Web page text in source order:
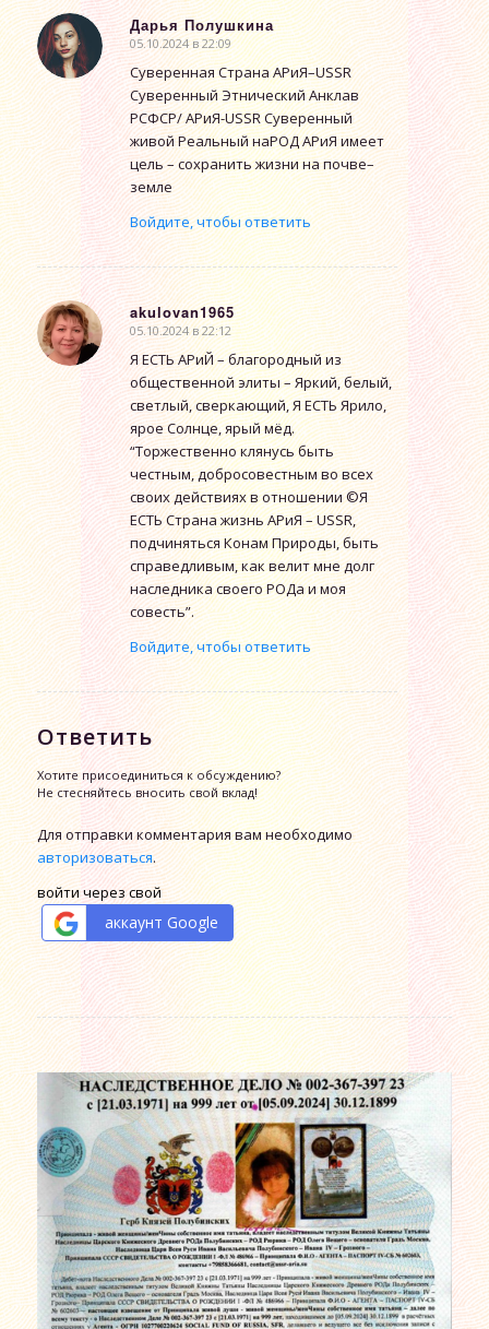
Дарья Полушкина
говорит:
05.10.2024 в 22:09
Суверенная Страна АРиЯ–USSR
Суверенный Этнический Анклав
РСФСР/ АРиЯ-USSR Суверенный
живой Реальный наРОД АРиЯ имеет
цель – сохранить жизни на почве–
земле
Войдите, чтобы ответить
akulovan1965
говорит:
05.10.2024 в 22:12
Я ЕСТЬ АРиЙ – благородный из
общественной элиты – Яркий, белый,
светлый, сверкающий, Я ЕСТЬ Ярило,
ярое Солнце, ярый мёд.
“Торжественно клянусь быть
честным, добросовестным во всех
своих действиях в отношении ©Я
ЕСТЬ Страна жизнь АРиЯ – USSR,
подчиняться Конам Природы, быть
справедливым, как велит мне долг
наследника своего РОДа и моя
совесть”.
Войдите, чтобы ответить
Ответить
Хотите присоединиться к обсуждению?
Не стесняйтесь вносить свой вклад!
Для отправки комментария вам необходимо
авторизоваться.
войти через свой
аккаунт Google